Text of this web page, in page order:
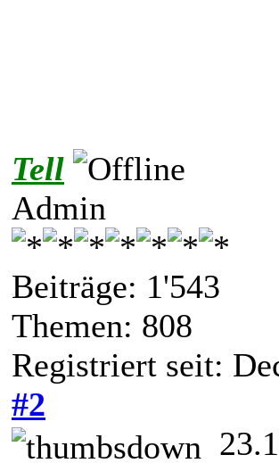
Tell
Admin
Beiträge: 1'543
Themen: 808
Registriert seit:
#2